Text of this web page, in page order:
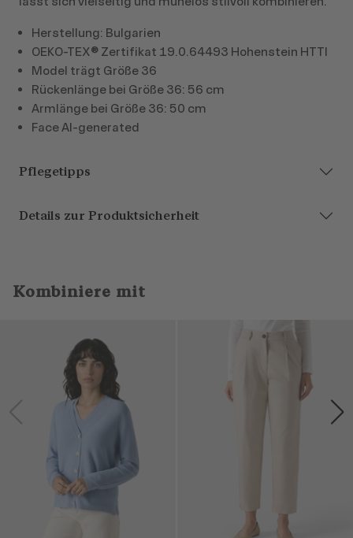
Herstellung: Bulgarien
OEKO-TEX® Zertifikat 19.0.64493 Hohenstein HTTI
Model trägt Größe 36
Rückenlänge bei Größe 36: 56 cm
Armlänge bei Größe 36: 50 cm
Face AI-generated
Pflegetipps
Details zur Produktsicherheit
Kombiniere mit